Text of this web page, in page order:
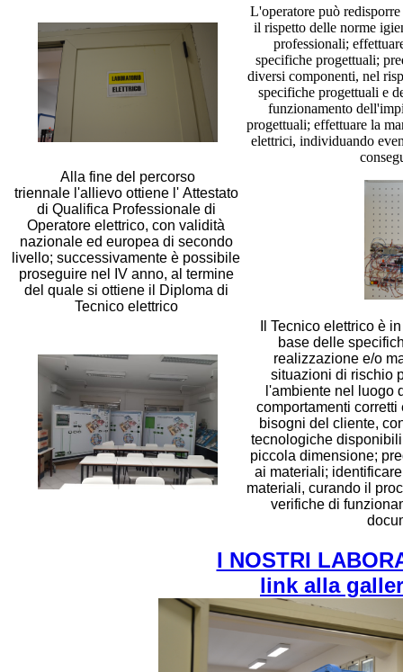
L'operatore può
il rispetto delle norme
professionali;
specifiche progettuali;
diversi componenti, nel
specifiche progettuali e
funzionamento
progettuali; effettuare la
elettrici, individuando
Alla fine del percorso
triennalel'allievo ottiene l' Attestato
di Qualifica Professionale di
Operatore elettrico, con validità
nazionale ed europea di secondo
livello; successivamente è possibile
proseguire nel
IV anno, al termine
del quale si ottiene il
Diploma di
Tecnico elettrico
Il Tecnico elettrico è
base delle
realizzazione e/o
situazioni di rischio
l'ambiente nel luogo
comportamenti
bisogni del cliente,
tecnologiche
piccola dimensione;
ai materiali;
materiali, curando il
verifiche di
I NOSTRI
link alla